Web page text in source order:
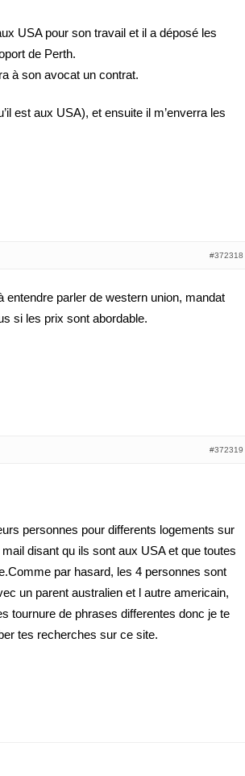
USA pour son travail et il a déposé les
de Perth.
à son avocat un contrat.
est aux USA), et ensuite il m’enverra les
#372318
parler de western union, mandat
si les prix sont abordable.
#372319
personnes pour differents logements sur
disant qu ils sont aux USA et que toutes
par hasard, les 4 personnes sont
un parent australien et l autre americain,
tournure de phrases differentes donc je te
tes recherches sur ce site.